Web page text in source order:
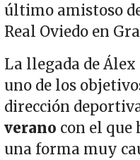
último amistoso
Real Oviedo en
La llegada de
uno de los
dirección
verano con el que
una forma muy